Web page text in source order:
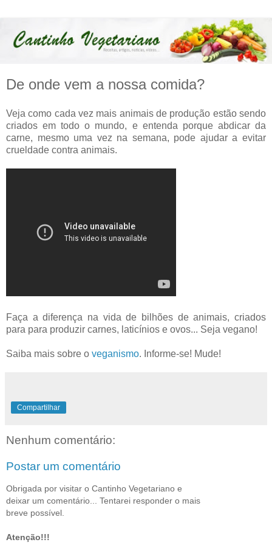
De onde vem a nossa comida?
Veja como cada vez mais animais de produção estão sendo
criados em todo o mundo, e entenda porque abdicar da
carne, mesmo uma vez na semana, pode ajudar a evitar
crueldade contra animais.
Faça a diferença na vida de bilhões de animais, criados
para para produzir carnes, laticínios e ovos... Seja vegano!
Saiba mais sobre o veganismo. Informe-se! Mude!
Compartilhar
Nenhum comentário:
Postar um comentário
Obrigada por visitar o Cantinho Vegetariano e
deixar um comentário... Tentarei responder o mais
breve possível.
Atenção!!!